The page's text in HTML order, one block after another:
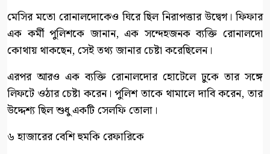
মেসির মতো রোনালদোকেও ঘিরে ছিল নিরাপত্তার উদ্বেগ। ফিফার
এক কর্মী পুলিশকে জানান, এক সন্দেহজনক ব্যক্তি রোনালদো
কোথায় থাকছেন, সেই তথ্য জানার চেষ্টা করেছিলেন।
এরপর আরও এক ব্যক্তি রোনালদোর হোটেলে ঢুকে তার সঙ্গে
লিফটে ওঠার চেষ্টা করেন। পুলিশ তাকে থামালে দাবি করেন, তার
উদ্দেশ্য ছিল শুধু একটি সেলফি তোলা।
৬ হাজারের বেশি হুমকি রেফারিকে